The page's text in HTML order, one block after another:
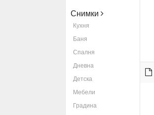
Снимки
Кухня
Баня
Спалня
Дневна
Детска
Мебели
Градина